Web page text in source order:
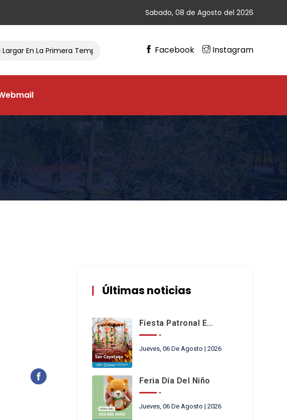
Sabado, 08 de Agosto del 2026
En La Primera Temporada De Ciclismo Gran Cierre De Vacaciones En
Facebook Instagram
Últimas noticias
Fiesta Patronal En Honor A San Cayetano
Jueves, 06 De Agosto | 2026
Feria Día Del Niño
Jueves, 06 De Agosto | 2026